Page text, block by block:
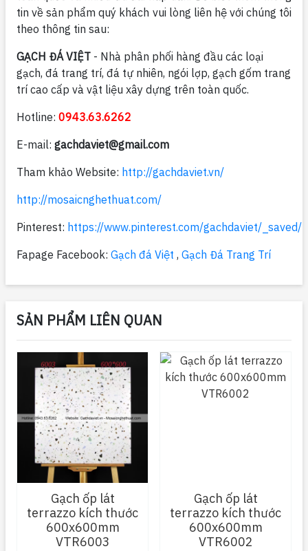
tin về sản phẩm quý khách vui lòng liên hệ với chúng tôi
theo thông tin sau:
GẠCH ĐÁ VIỆT - Nhà phân phối hàng đầu các loại
gạch, đá trang trí, đá tự nhiên, ngói lợp, gạch gốm trang
trí cao cấp và vật liệu xây dựng trên toàn quốc.
Hotline: 0943.63.6262
E-mail: gachdaviet@gmail.com
Tham khảo Website: http://gachdaviet.vn/
http://mosaicnghethuat.com/
Pinterest: https://www.pinterest.com/gachdaviet/_saved/
Fapage Facebook: Gạch đá Việt , Gạch Đá Trang Trí
SẢN PHẨM LIÊN QUAN
Gạch ốp lát
terrazzo kích thước
600x600mm
VTR6003
Gạch ốp lát
terrazzo kích thước
600x600mm
VTR6002